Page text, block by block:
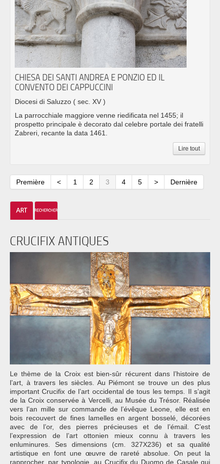
CHIESA DEI SANTI ANDREA E PONZIO ED IL
CONVENTO DEI CAPPUCCINI
Diocesi di Saluzzo ( sec. XV )
La parrocchiale maggiore venne riedificata nel 1455; il
prospetto principale è decorato dal celebre portale dei fratelli
Zabreri, recante la data 1461.
Lire tout
Première < 1 2 3 4 5 > Dernière
CRUCIFIX ANTIQUES
Le thème de la Croix est bien-sûr récurent dans l’histoire de
l’art, à travers les siècles. Au Piémont se trouve un des plus
important Crucifix de l’art occidental de tous les temps. Il s’agit
de la Croix conservée à Vercelli, au Musée du Trésor. Réalisée
vers l’an mille sur commande de l’évêque Leone, elle est en
bois recouvert de fines lamelles en argent bosselé, décorées
avec de l’or, des pierres précieuses et de l’émail. C’est
l’expression de l’art ottonien mieux connu à travers les
enluminures. Ses dimensions (cm. 327X236) et sa qualité
artistique en font une œuvre de rareté absolue. On peut la
rapprocher, par typologie, au Crucifix du Duomo de Casale qui